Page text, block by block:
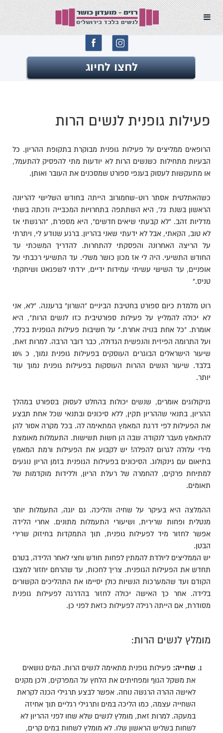
לחצו לחיוג
פעילות גופנית לנשים הרות
הרופאים ממליצים על פעילות גופנית מבוקרת בתקופת ההריון. כל
הבעיות מתחילות כשנשים הרות לא יודעות מתי להפסיק להתעמל,
או מתעקשות לעסוק בענפי ספורט שמסכנים את העובר ואותן.
כשהאתלטית אסתר רוט-שחמורוב הייתה בחודש השלישי להריונה
הראשון בשנת 73', היא השתתפה בתחרויות המכבייה וזכתה בשתי
מדליות זהב. "לא קבעתי שיאים חדשים", היא מספרת, "הרגשתי אז
לא טוב, הקאתי, אבל לא ידעתי שאני בהריון. ברגע שנודע לי, ויתרתי
על הריצה האחרונה והפסקתי להתחרות. להדריך המשכתי עד
החודש התשיעי. היה לי אז מכון כושר משלי. עד התשיעי רכבתי על
אופניים, עד השישי עשיתי עמידות ידיים, ירדתי לשפגאט ושיחקתי
טניס."
רוט מלמדת כיום ספורט בחטיבת הביניים "השרון" ברעננה. "לא, אני
לא יכולה להמליץ על פעילות ספורטיבית כזו לנשים הרות", היא
אומרת. "כל אחת בנויה אחרת." על חשיבות פעילות הגופנית בכלל,
ועל התרומה הפיזית והנפשית הגדולה, כבר דובר הרבה. למרות זאת,
שיעור הישראלים הבוגרים העוסקים בפעילות גופנית נמוך, כ 10%
בלבד. שיעור הנשים ההרות העוסקות בפעילות גופנית נמוך עוד
יותר.
גניקולוגים אומרים, שנשים יכולות בהחלט לעסוק בספורט במהלך
ההריון, בתנאי שההריון תקין, ללא סיכונים ובתנאי שכל אחת תבצע
את הפעילות לפי דרגת המאמץ המתאימה לה. בכל מקרה אסור להן
להתאמץ מעבר לנקודה שבה הן חשות תשישות. התעמלות מאומצת
מידי עלולה לגרום להפלה! יש לקבוע את הפעילות ורמת המאמץ
בתיאום עם גינקולוג. הסיכונים בפעילות הגופנית בזמן הריון נוגעים
למתיחת פרקים, להחמרה של רעלת הריון, וללידות מוקדמות של
תאומים.
ההמלצה היא בעיקר על שחיה והליכה. גם יוגה, התעמלות יותר
מנטלית ופחות שרירית, ושיעורי התעמלות מתונים. אחרי הלידה
אפשר לחזור מיד לפעילות גופנית, תוך התמקדות בחיזוק שרירי
הבטן.
יש הממליצים ליולדת להמתין לפחות חודש וחצי לאחר הלידה, בטרם
תחדש את הפעילות הגופנית. צריך לחכות, עד שהרחם יחזור למצבו
הקודם ועד שהמערכות הנשיות כולן יסיימו את התהליכים הקשורים
בלידה. אחר כך האישה יכולה לחזור בהדרגה לפעילות גופנית
מסודרת, אם הייתה רגילה לפעילות כזאת לפני כן.
מומלץ לנשים הרות:
שחייה: פעילות גופנית מתאימה לנשים הרות. המים נושאים
את משקל הגוף ומפחיתים את הלחץ על המפרקים, ולכן מקנים
לאישה ההרה הרגשה נוחה. אפשר לבצע תרגילי הכנה לקראת
השחייה עצמה, כמו הליכה במים ותרגילי רגליים תוך אחיזה
במעקה. למרות זאת, מומלץ לנשים שלא שחו לפני ההריון לא
לשחות בשליש הראשון שלו. לא מומלץ לשחות במים קרים,